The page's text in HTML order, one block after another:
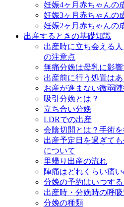
妊娠4ヶ月赤ちゃんの
妊娠3ヶ月赤ちゃんの
妊娠2ヶ月赤ちゃんの
出産するときの基礎知識
出産時に立ち会える
の注意点
無痛分娩は母乳に影響
出産前に行う処置はあ
お産が進まない微弱
吸引分娩とは？
立ち合い分娩
LDRでの出産
会陰切開とは？手術
出産予定日を過ぎて
について
里帰り出産の流れ
陣痛はどれくらい痛い
分娩の予約はいつする
出産時・分娩時の呼
分娩の種類